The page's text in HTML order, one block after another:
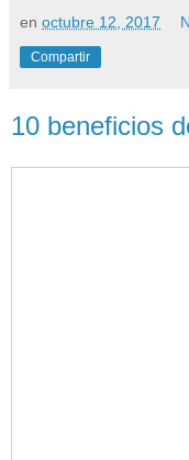
en octubre 12, 2017
Compartir
10 beneficios